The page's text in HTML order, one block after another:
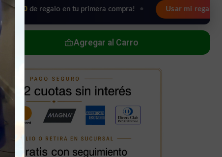
de regalo en tu primera compra! • Usar mi regalo ahora 🖤
Agregar al Carro